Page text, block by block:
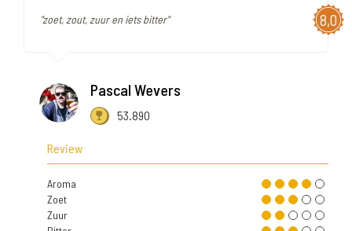
8,0
"zoet, zout, zuur en iets bitter"
Pascal Wevers
53.890
Review
Aroma
Zoet
Zuur